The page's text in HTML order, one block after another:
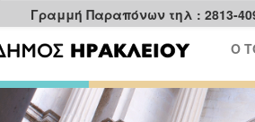
Γραμμή Παραπόνων τηλ : 2813-
Ο